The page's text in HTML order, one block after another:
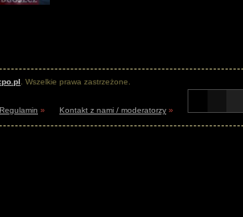
. Wszelkie prawa zastrzeżone.
Regulamin » Kontakt z nami / moderatorzy »